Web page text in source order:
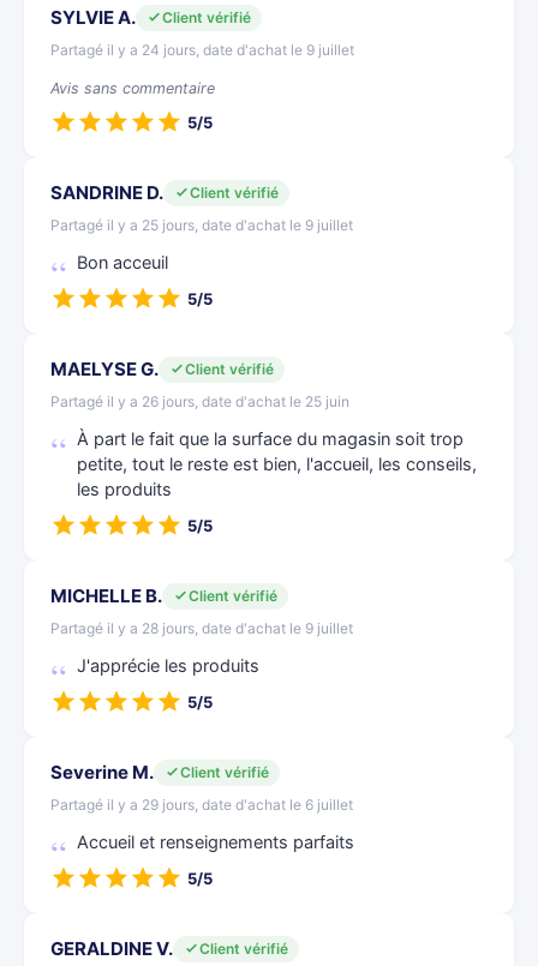
SYLVIE A.
Client vérifié
Partagé il y a 24 jours, date d'achat le 9 juillet
Avis sans commentaire
5/5
SANDRINE D.
Client vérifié
Partagé il y a 25 jours, date d'achat le 9 juillet
Bon acceuil
5/5
MAELYSE G.
Client vérifié
Partagé il y a 26 jours, date d'achat le 25 juin
À part le fait que la surface du magasin soit trop
petite, tout le reste est bien, l'accueil, les conseils,
les produits
5/5
MICHELLE B.
Client vérifié
Partagé il y a 28 jours, date d'achat le 9 juillet
J'apprécie les produits
5/5
Severine M.
Client vérifié
Partagé il y a 29 jours, date d'achat le 6 juillet
Accueil et renseignements parfaits
5/5
GERALDINE V.
Client vérifié